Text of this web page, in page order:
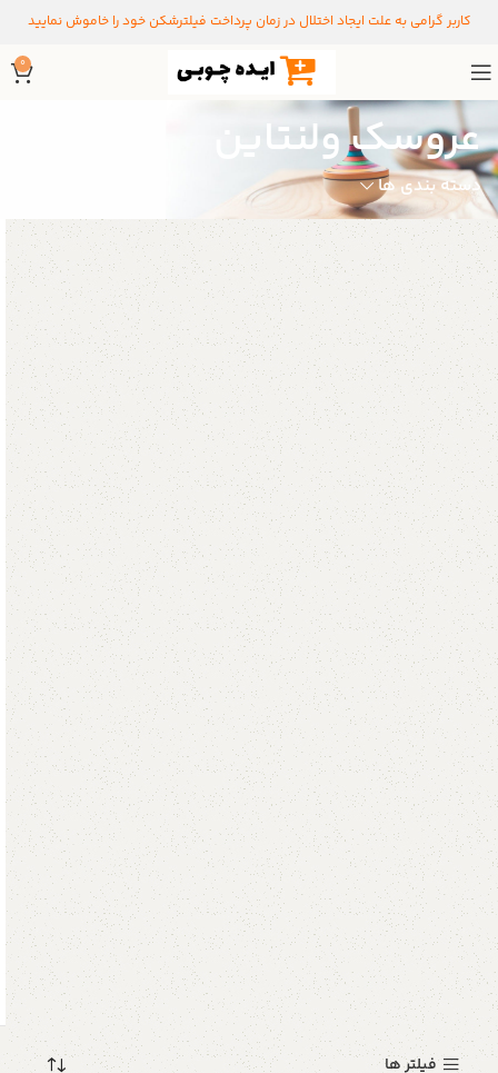
کاربر گرامی به علت ایجاد اختلال در زمان پرداخت فیلترشکن خود را خاموش نمایید
0
عروسک ولنتاین
دسته بندی ها
فیلتر ها